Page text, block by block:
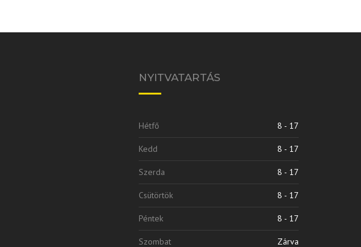
NYITVATARTÁS
Hétfő 8 - 17
Kedd 8 - 17
Szerda 8 - 17
Csütörtök 8 - 17
Péntek 8 - 17
Szombat Zárva